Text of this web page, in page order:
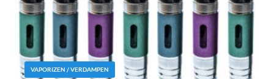
VAPORIZEN / VERDAMPEN